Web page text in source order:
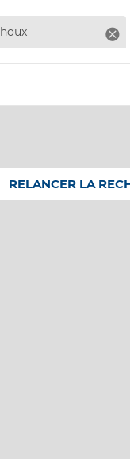
RELANCER LA